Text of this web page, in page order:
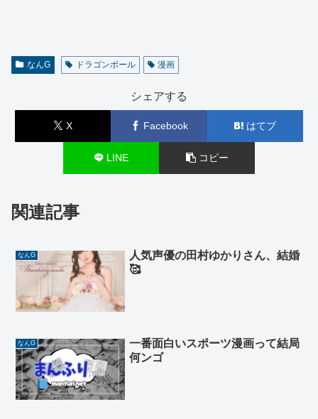
なんG ドラゴンボール 漫画
シェアする
X Facebook はてブ
LINE コピー
関連記事
なんG
人気声優の田村ゆかりさん、結婚
🥰
なんG
一番面白いスポーツ漫画って結局
何ンゴ